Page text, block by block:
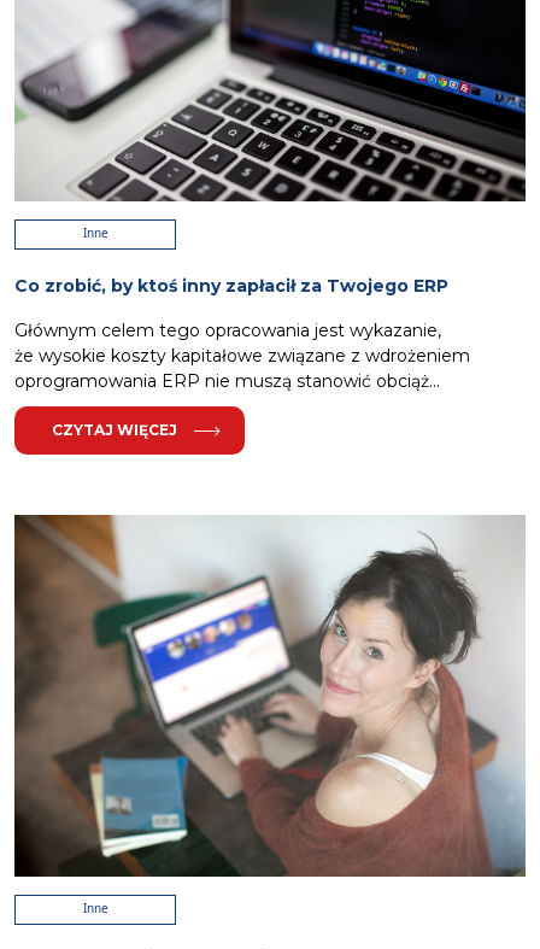
Inne
Co zrobić, by ktoś inny zapłacił za Twojego ERP
Głównym celem tego opracowania jest wykazanie,
że wysokie koszty kapitałowe związane z wdrożeniem
oprogramowania ERP nie muszą stanowić obciąż...
CZYTAJ WIĘCEJ
Inne